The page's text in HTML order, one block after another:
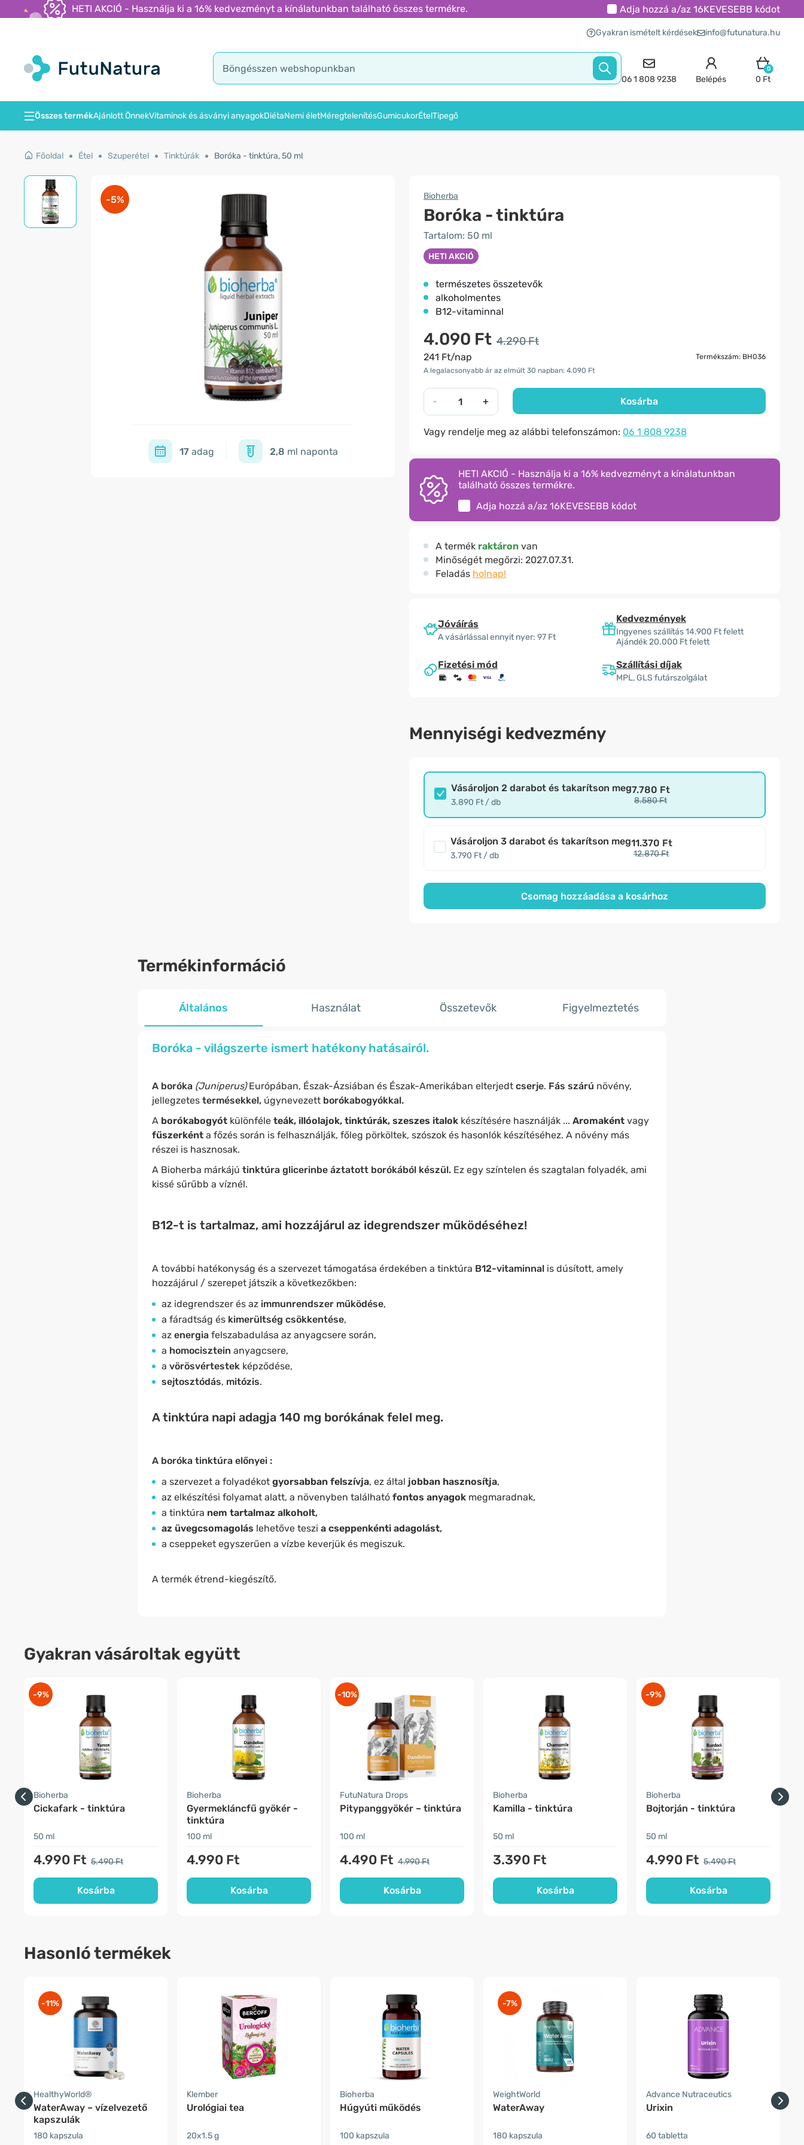
HETI AKCIÓ - Használja ki a 16% kedvezményt a kínálatunkban található összes termékre. Adja hozzá a/az 16KEVESEBB kódot
Gyakran ismételt kérdések info@futunatura.hu
06 1 808 9238 Belépés
0
0 Ft
Összes termékAjánlott ÖnnekVitaminok és ásványi anyagokDiétaNemi életMéregtelenítésGumicukorÉtelTipegő
Főoldal Étel Szuperétel Tinktúrák Boróka - tinktúra, 50 ml
-5%
17adag 2,8 ml naponta
Bioherba
Boróka - tinktúra
Tartalom: 50 ml
HETI AKCIÓ
természetes összetevők
alkoholmentes
B12-vitaminnal
4.090 Ft 4.290 Ft
241 Ft/nap
Termékszám: BH036
A legalacsonyabb ár az elmúlt 30 napban: 4.090 Ft
- + Kosárba
Vagy rendelje meg az alábbi telefonszámon: 06 1 808 9238
HETI AKCIÓ - Használja ki a 16% kedvezményt a kínálatunkban
található összes termékre.
Adja hozzá a/az 16KEVESEBB kódot
A termék raktáron van
Minőségét megőrzi: 2027.07.31.
Feladás holnap!
Jóváírás
A vásárlással ennyit nyer: 97 Ft
Kedvezmények
Ingyenes szállítás 14.900 Ft felett
Ajándék 20.000 Ft felett
Fizetési mód Szállítási díjak
MPL, GLS futárszolgálat
Mennyiségi kedvezmény
Vásároljon 2 darabot és takarítson meg
3.890 Ft / db
7.780 Ft
8.580 Ft
Vásároljon 3 darabot és takarítson meg
3.790 Ft / db
11.370 Ft
12.870 Ft
Csomag hozzáadása a kosárhoz
Termékinformáció
Általános Használat Összetevők Figyelmeztetés
Boróka - világszerte ismert hatékony hatásairól.
A boróka (Juniperus)Európában, Észak-Ázsiában és Észak-Amerikában elterjedt cserje. Fás szárú növény,
jellegzetes termésekkel,úgynevezett borókabogyókkal.
A borókabogyót különféle teák, illóolajok, tinktúrák, szeszes italokkészítésére használják ... Aromakéntvagy
fűszerkénta főzés során is felhasználják, főleg pörköltek, szószok és hasonlók készítéséhez. A növény más
részei is hasznosak.
A Bioherba márkájú tinktúra glicerinbe áztatott borókából készül. Ez egy színtelen és szagtalan folyadék, ami
kissé sűrűbb a víznél.
B12-t is tartalmaz, ami hozzájárul az idegrendszer működéséhez!
A további hatékonyság és a szervezet támogatása érdekében a tinktúra B12-vitaminnalis dúsított, amely
hozzájárul / szerepet játszik a következőkben:
az idegrendszer és az immunrendszer működése,
a fáradtság és kimerültség csökkentése,
az energia felszabadulása az anyagcsere során,
a homocisztein anyagcsere,
a vörösvértestek képződése,
sejtosztódás, mitózis.
A tinktúra napi adagja 140 mg borókának felel meg.
A boróka tinktúra előnyei :
a szervezet a folyadékot gyorsabban felszívja, ez által jobban hasznosítja,
az elkészítési folyamat alatt, a növenyben található fontos anyagokmegmaradnak,
a tinktúra nem tartalmaz alkoholt,
az üvegcsomagolás lehetőve teszi a cseppenkénti adagolást,
a cseppeket egyszerűen a vízbe keverjük és megiszuk.
A termék étrend-kiegészítő.
Gyakran vásároltak együtt
-9%
Bioherba
Cickafark - tinktúra
50 ml
4.990 Ft 5.490 Ft
Kosárba
Bioherba
Gyermekláncfű gyökér -
tinktúra
100 ml
4.990 Ft
Kosárba
-10%
FutuNatura Drops
Pitypanggyökér – tinktúra
100 ml
4.490 Ft 4.990 Ft
Kosárba
Bioherba
Kamilla - tinktúra
50 ml
3.390 Ft
Kosárba
-9%
Bioherba
Bojtorján - tinktúra
50 ml
4.990 Ft 5.490 Ft
Kosárba
Hasonló termékek
-11%
HealthyWorld®
WaterAway – vízelvezető
kapszulák
180 kapszula
Klember
Urológiai tea
20x1.5 g
Bioherba
Húgyúti működés
100 kapszula
-7%
WeightWorld
WaterAway
180 kapszula
Advance Nutraceutics
Urixin
60 tabletta